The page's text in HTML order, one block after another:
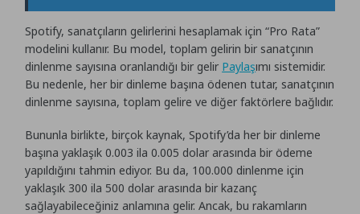
Spotify, sanatçıların gelirlerini hesaplamak için “Pro Rata”
modelini kullanır. Bu model, toplam gelirin bir sanatçının
dinlenme sayısına oranlandığı bir gelir Paylaşımı sistemidir.
Bu nedenle, her bir dinleme başına ödenen tutar, sanatçının
dinlenme sayısına, toplam gelire ve diğer faktörlere bağlıdır.
Bununla birlikte, birçok kaynak, Spotify’da her bir dinleme
başına yaklaşık 0.003 ila 0.005 dolar arasında bir ödeme
yapıldığını tahmin ediyor. Bu da, 100.000 dinlenme için
yaklaşık 300 ila 500 dolar arasında bir kazanç
sağlayabileceğiniz anlamına gelir. Ancak, bu rakamların